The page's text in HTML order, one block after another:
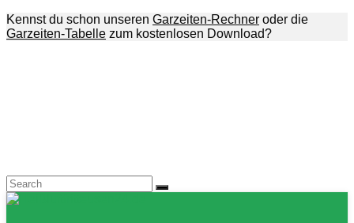
Kennst du schon unseren Garzeiten-Rechner oder die
Garzeiten-Tabelle zum kostenlosen Download?